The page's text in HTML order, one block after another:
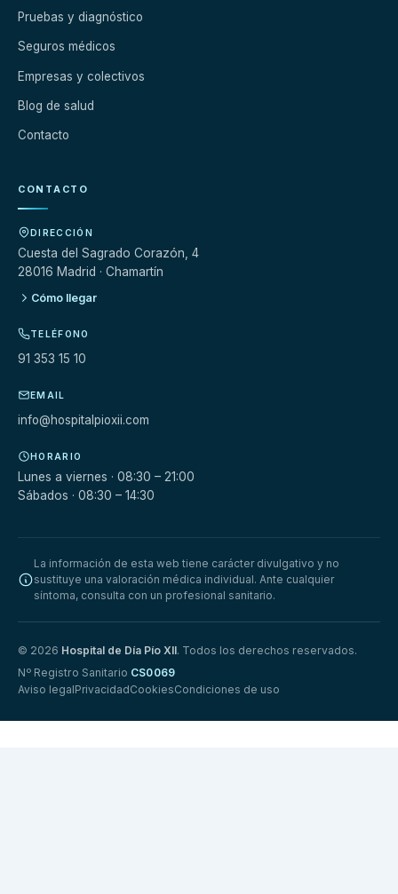
Pruebas y diagnóstico
Seguros médicos
Empresas y colectivos
Blog de salud
Contacto
CONTACTO
DIRECCIÓN
Cuesta del Sagrado Corazón, 4
28016 Madrid · Chamartín
Cómo llegar
TELÉFONO
91 353 15 10
EMAIL
info@hospitalpioxii.com
HORARIO
Lunes a viernes · 08:30 – 21:00
Sábados · 08:30 – 14:30
La información de esta web tiene carácter divulgativo y no
sustituye una valoración médica individual. Ante cualquier
síntoma, consulta con un profesional sanitario.
© 2026 Hospital de Día Pío XII. Todos los derechos reservados.
Nº Registro Sanitario CS0069
Aviso legalPrivacidadCookiesCondiciones de uso